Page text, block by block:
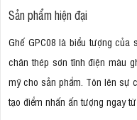
Sản phẩm hiện đại
Ghế GPC08 là biểu tượng của
chân thép sơn tĩnh điện màu
mỹ cho sản phẩm. Tôn lên sự
tạo điểm nhấn ấn tượng ngay